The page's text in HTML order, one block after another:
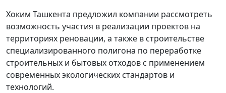
Хоким Ташкента предложил компании рассмотреть
возможность участия в реализации проектов на
территориях реновации, а также в строительстве
специализированного полигона по переработке
строительных и бытовых отходов с применением
современных экологических стандартов и
технологий.